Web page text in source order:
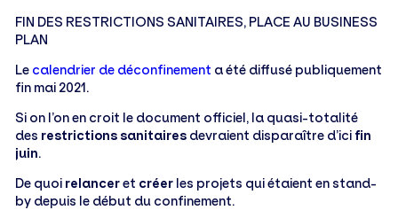
FIN DES RESTRICTIONS SANITAIRES, PLACE AU BUSINESS
PLAN
Le calendrier de déconfinement a été diffusé publiquement
fin mai 2021.
Si on l’on en croit le document officiel, la quasi-totalité
des restrictions sanitaires devraient disparaître d’ici fin
juin.
De quoi relanceret créer les projets qui étaient en stand-
by depuis le début du confinement.